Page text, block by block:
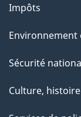
Impôts
Environnement
Sécurité
Culture,